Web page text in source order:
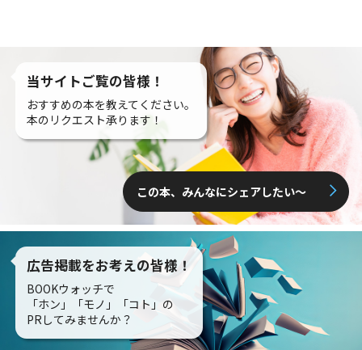
当サイトご覧の皆様！
おすすめの本を教えてください。
本のリクエスト承ります！
この本、みんなにシェアしたい〜
広告掲載をお考えの皆様！
BOOKウォッチで
「ホン」「モノ」「コト」の
PRしてみませんか？